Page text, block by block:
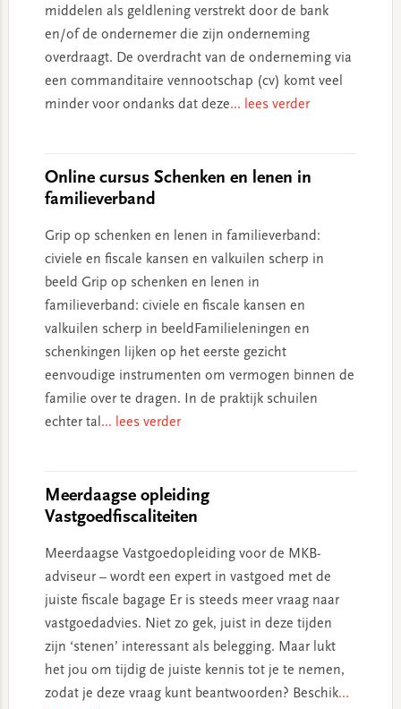
middelen als geldlening verstrekt door de bank
en/of de ondernemer die zijn onderneming
overdraagt. De overdracht van de onderneming via
een commanditaire vennootschap (cv) komt veel
minder voor ondanks dat deze... lees verder
Online cursus Schenken en lenen in
familieverband
Grip op schenken en lenen in familieverband:
civiele en fiscale kansen en valkuilen scherp in
beeld Grip op schenken en lenen in
familieverband: civiele en fiscale kansen en
valkuilen scherp in beeldFamilieleningen en
schenkingen lijken op het eerste gezicht
eenvoudige instrumenten om vermogen binnen de
familie over te dragen. In de praktijk schuilen
echter tal ... lees verder
Meerdaagse opleiding
Vastgoedfiscaliteiten
Meerdaagse Vastgoedopleiding voor de MKB-
adviseur – wordt een expert in vastgoed met de
juiste fiscale bagage Er is steeds meer vraag naar
vastgoedadvies. Niet zo gek, juist in deze tijden
zijn ‘stenen’ interessant als belegging. Maar lukt
het jou om tijdig de juiste kennis tot je te nemen,
zodat je deze vraag kunt beantwoorden? Beschik...